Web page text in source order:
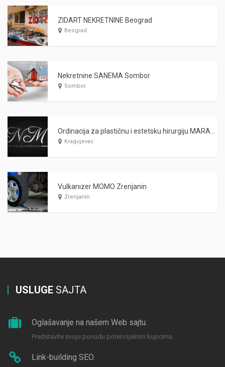
ZIDART NEKRETNINE Beograd
Beograd
Nekretnine SANEMA Sombor
Sombor
Kragujevac
Vulkanizer MOMO Zrenjanin
Zrenjanin
USLUGE SAJTA
Oglašavanje na našem Web sajtu.
Predstavite svoju ponudu potencijalnim kupcima.
Link-building SEO.